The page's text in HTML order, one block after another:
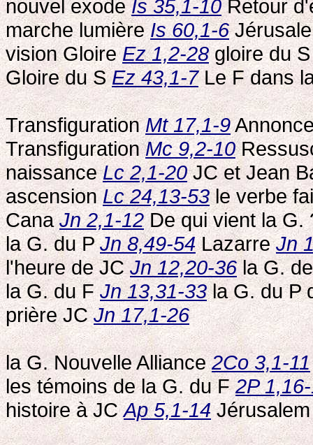
nouvel exodeIs 35,1-10Retour
marche lumièreIs 60,1-6
vision GloireEz 1,2-28gloire du
Gloire du SEz 43,1-7Le F dans
TransfigurationMt 17,1-9
TransfigurationMc 9,2-10
naissanceLc 2,1-20JC et Jean
ascensionLc 24,13-53le verbe
CanaJn 2,1-12De qui vient la G.
la G. du PJn 8,49-54LazarreJn
l'heure de JCJn 12,20-36la G.
la G. du F Jn 13,31-33la G. du P
prière JCJn 17,1-26
la G. Nouvelle Alliance2Co 3,1-11
les témoins de la G. du F2P
histoire à JCAp 5,1-14